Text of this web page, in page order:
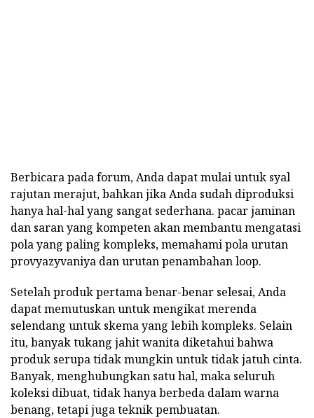
Berbicara pada forum, Anda dapat mulai untuk syal
rajutan merajut, bahkan jika Anda sudah diproduksi
hanya hal-hal yang sangat sederhana. pacar jaminan
dan saran yang kompeten akan membantu mengatasi
pola yang paling kompleks, memahami pola urutan
provyazyvaniya dan urutan penambahan loop.
Setelah produk pertama benar-benar selesai, Anda
dapat memutuskan untuk mengikat merenda
selendang untuk skema yang lebih kompleks. Selain
itu, banyak tukang jahit wanita diketahui bahwa
produk serupa tidak mungkin untuk tidak jatuh cinta.
Banyak, menghubungkan satu hal, maka seluruh
koleksi dibuat, tidak hanya berbeda dalam warna
benang, tetapi juga teknik pembuatan.